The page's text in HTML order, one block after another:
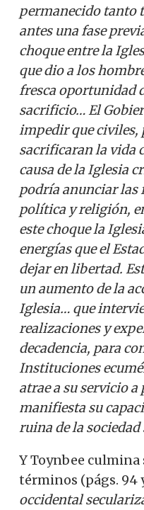
permanecido tanto
antes una fase
choque entre la
que dio a los
fresca oportunidad
sacrificio… El
impedir que civiles,
sacrificaran la vida
causa de la Iglesia
podría anunciar las
política y religión,
este choque la
energías que el
dejar en libertad.
un aumento de la
Iglesia… que
realizaciones y
decadencia, para
Instituciones
atrae a su servicio
manifiesta su
ruina de la sociedad
Y Toynbee culmina
términos (págs. 94
occidental